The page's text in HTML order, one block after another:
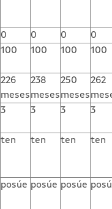
0 0 0
0
100 100 100 100
226
meses
238
meses
250
meses
262
3 3 3 3
ten ten ten ten
posúe posúe posúe